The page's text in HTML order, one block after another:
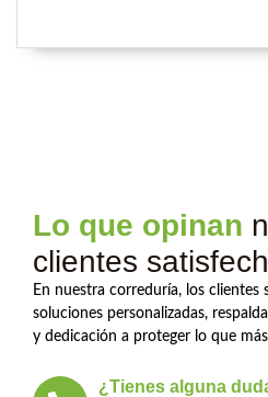
Lo que opinan
clientes
En nuestra correduría, los
soluciones personalizadas,
y dedicación a proteger lo que
¿Tienes alguna